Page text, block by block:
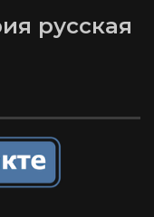
русская